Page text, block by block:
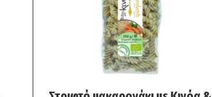
ADD TO CART